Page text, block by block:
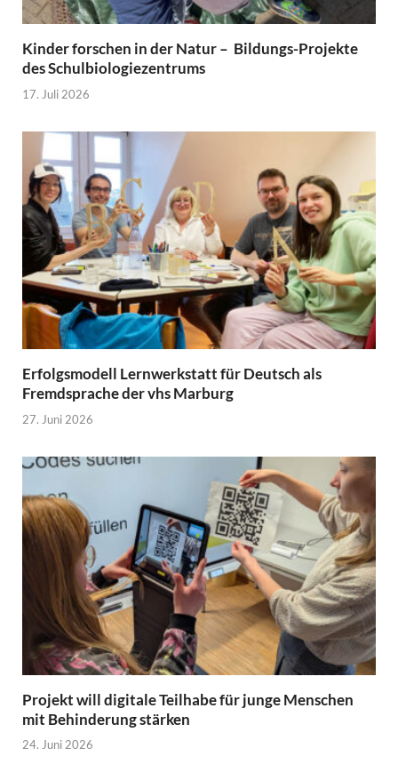
Kinder forschen in der Natur – Bildungs-Projekte
des Schulbiologiezentrums
17. Juli 2026
Erfolgsmodell Lernwerkstatt für Deutsch als
Fremdsprache der vhs Marburg
27. Juni 2026
Projekt will digitale Teilhabe für junge Menschen
mit Behinderung stärken
24. Juni 2026